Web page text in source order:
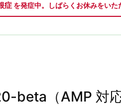
症 を発症中。しばらくお休みをいた
beta（AMP 対応